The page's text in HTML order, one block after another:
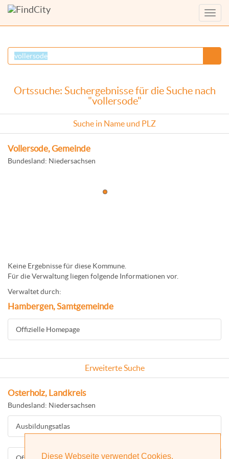
Diese Webseite verwendet Cookies.
Menü
Ortssuche: Suchergebnisse für die Suche nach
"vollersode"
Suche in Name und PLZ
Vollersode, Gemeinde
Bundesland: Niedersachsen
Keine Ergebnisse für diese Kommune.
Für die Verwaltung liegen folgende Informationen vor.
Verwaltet durch:
Hambergen, Samtgemeinde
Offizielle Homepage
Erweiterte Suche
Osterholz, Landkreis
Bundesland: Niedersachsen
Ausbildungsatlas